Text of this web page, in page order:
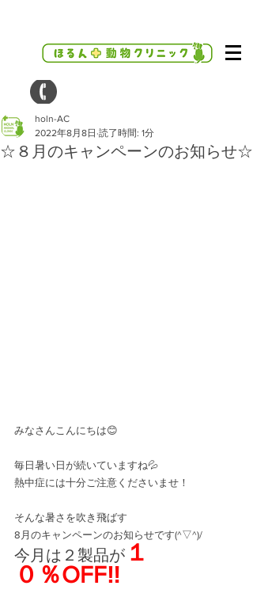
☆８月のキャンペーンのお知らせ☆
holn-AC
2022年8月8日 読了時間: 1分
みなさんこんにちは😊
毎日暑い日が続いていますね💦
熱中症には十分ご注意くださいませ！
そんな暑さを吹き飛ばす
8月のキャンペーンのお知らせです(^▽^)/
今月は２製品が １
０％OFF‼